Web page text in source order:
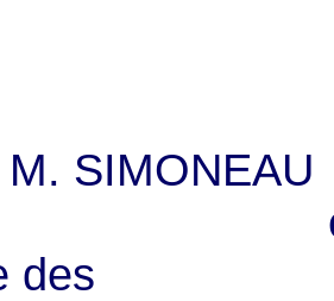
SIMONEAU
des